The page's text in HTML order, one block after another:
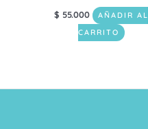
$ 55.000
AÑADIR AL
CARRITO